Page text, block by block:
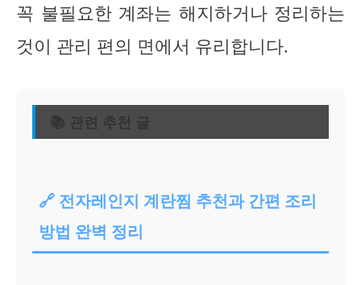
꼭 불필요한 계좌는 해지하거나 정리하는
것이 관리 편의 면에서 유리합니다.
📚 관련 추천 글
🔗 전자레인지 계란찜 추천과 간편 조리
방법 완벽 정리